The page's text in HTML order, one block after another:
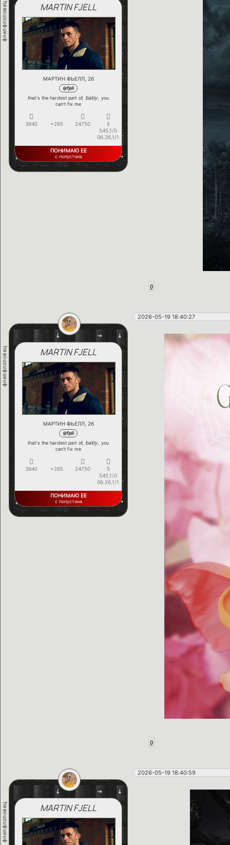
флипфлоповец MARTIN FJELL
МАРТИН ФЬЕЛЛ, 26
@fjell
that's the hardest part of, baby, you
can't fix me
3940 +265 24750
5
545,1/0
06.26,1/1
ПОНИМАЮ ЕЕ
с полустона
0
2026-05-19 18:40:27
флипфлоповец MARTIN FJELL
МАРТИН ФЬЕЛЛ, 26
@fjell
that's the hardest part of, baby, you
can't fix me
3940 +265 24750
5
545,1/0
06.26,1/1
ПОНИМАЮ ЕЕ
с полустона
0
2026-05-19 18:40:59
флипфлоповец MARTIN FJELL